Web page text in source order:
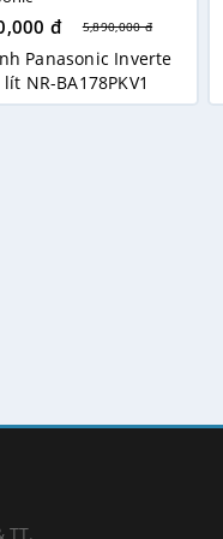
đ 5,890,000 đ
Panasonic Inverte
NR-BA178PKV1
TT.